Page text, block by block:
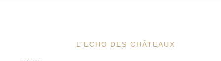
L'ECHO DES CHÂTEAUX